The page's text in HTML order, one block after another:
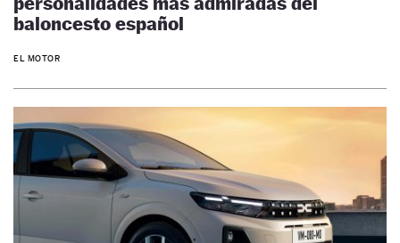
baloncesto español
EL MOTOR